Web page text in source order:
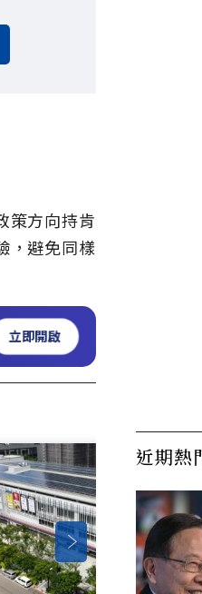
策方向持肯
，避免同樣
立即開啟
近期熱